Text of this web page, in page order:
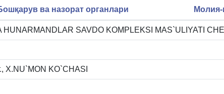
ва назорат органлари Молия-
HUNARMANDLAR SAVDO KOMPLEKSI MAS`ULIYATI
X.NU`MON KO`CHASI